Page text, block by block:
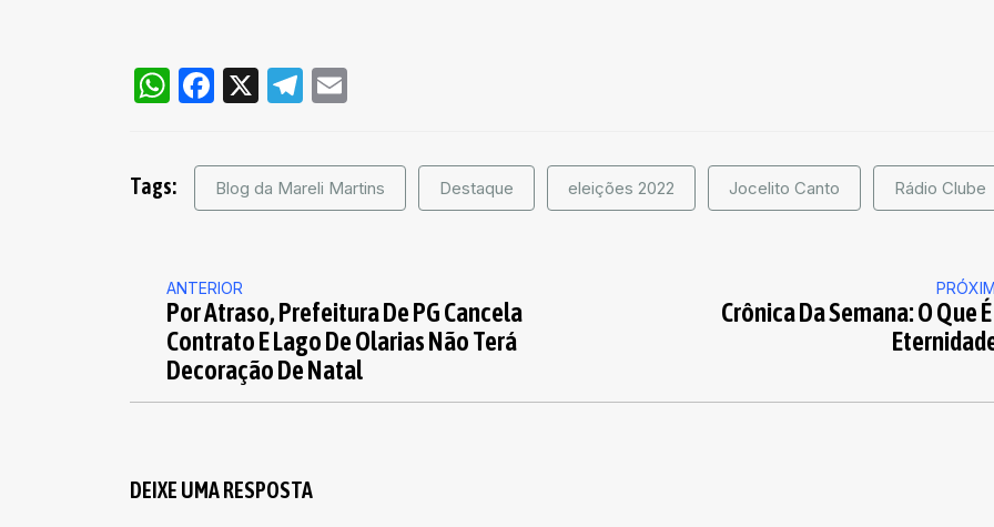
WhatsApp
Facebook
X Telegram
Tags: Blog da Mareli Martins Destaque eleições 2022 Jocelito Canto Rádio Clube
ANTERIOR
Por Atraso, Prefeitura De PG Cancela
Contrato E Lago De Olarias Não Terá
Decoração De Natal
Crônica Da Semana: O Que
DEIXE UMA RESPOSTA